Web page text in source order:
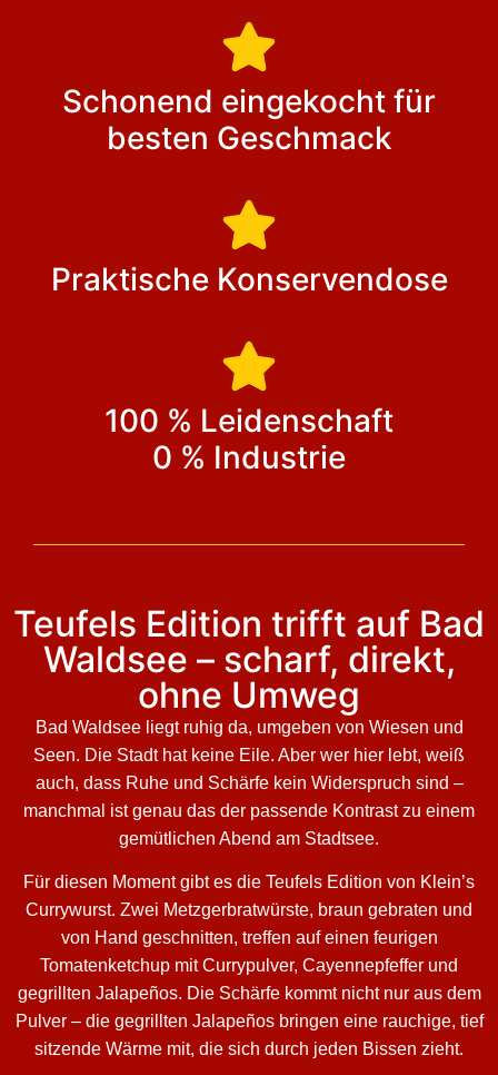
Schonend eingekocht für
besten Geschmack
Praktische Konservendose
100 % Leidenschaft
0 % Industrie
Teufels Edition trifft auf Bad
Waldsee – scharf, direkt,
ohne Umweg
Bad Waldsee liegt ruhig da, umgeben von Wiesen und
Seen. Die Stadt hat keine Eile. Aber wer hier lebt, weiß
auch, dass Ruhe und Schärfe kein Widerspruch sind –
manchmal ist genau das der passende Kontrast zu einem
gemütlichen Abend am Stadtsee.
Für diesen Moment gibt es die Teufels Edition von Klein’s
Currywurst. Zwei Metzgerbratwürste, braun gebraten und
von Hand geschnitten, treffen auf einen feurigen
Tomatenketchup mit Currypulver, Cayennepfeffer und
gegrillten Jalapeños. Die Schärfe kommt nicht nur aus dem
Pulver – die gegrillten Jalapeños bringen eine rauchige, tief
sitzende Wärme mit, die sich durch jeden Bissen zieht.